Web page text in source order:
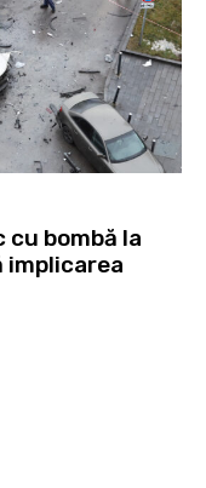
bombă la
implicarea